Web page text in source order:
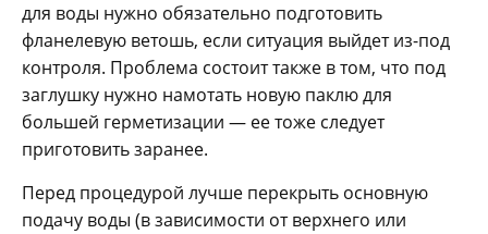
для воды нужно обязательно подготовить
фланелевую ветошь, если ситуация выйдет из-под
контроля. Проблема состоит также в том, что под
заглушку нужно намотать новую паклю для
большей герметизации — ее тоже следует
приготовить заранее.
Перед процедурой лучше перекрыть основную
подачу воды (в зависимости от верхнего или